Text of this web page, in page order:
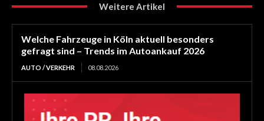
Weitere Artikel
Welche Fahrzeuge in Köln aktuell besonders
gefragt sind – Trends im Autoankauf 2026
AUTO / VERKEHR 08.08.2026